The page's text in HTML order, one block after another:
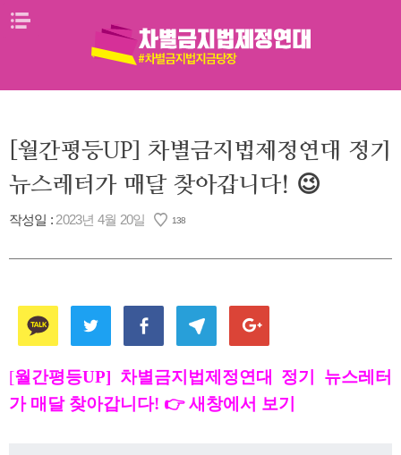
Skip
[월간평등UP] 차별금지법제정연대 정기
뉴스레터가 매달 찾아갑니다! 😉
작성일 : 2023년 4월 20일 138
[월간평등UP] 차별금지법제정연대 정기 뉴스레터
가 매달 찾아갑니다! 👉 새창에서 보기